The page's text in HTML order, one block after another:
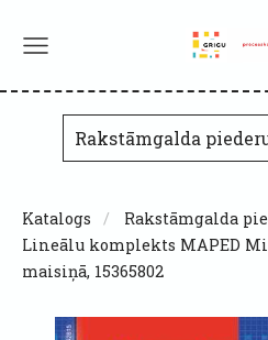
Rakstāmgalda
Katalogs Rakstāmgalda
Lineālu komplekts MAPED
maisiņā, 15365802